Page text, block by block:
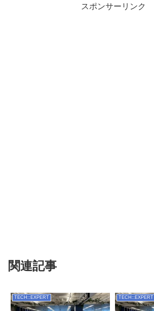
スポンサーリンク
関連記事
TECH::EXPERT TECH::EXPERT